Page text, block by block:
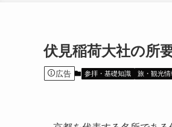
伏見稲荷大社の所
広告 参拝・基礎知識 旅・観光情